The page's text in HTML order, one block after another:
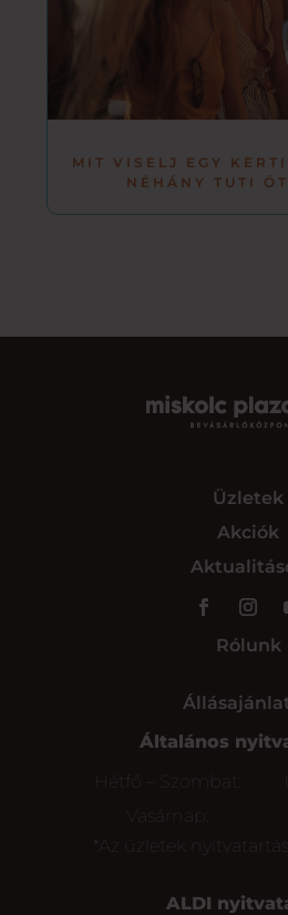
MIT VISELJ EGY
NÉHÁNY TUTI
Üzletek
Akciók
Rólunk
Általános
Hétfő – Szombat:
Vasárnap:
*Az üzletek
ALDI